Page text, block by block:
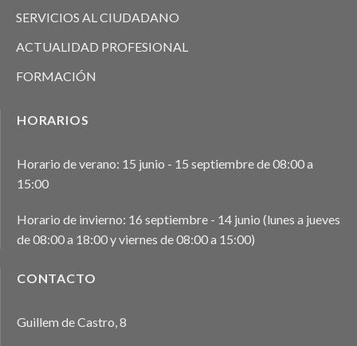
SERVICIOS AL CIUDADANO
ACTUALIDAD PROFESIONAL
FORMACIÓN
HORARIOS
Horario de verano: 15 junio - 15 septiembre de 08:00 a
15:00
Horario de invierno: 16 septiembre - 14 junio (lunes a jueves
de 08:00 a 18:00 y viernes de 08:00 a 15:00)
CONTACTO
Guillem de Castro, 8